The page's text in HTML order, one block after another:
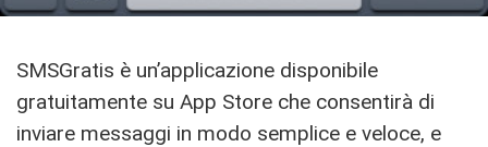
SMSGratis è un’applicazione disponibile
gratuitamente su App Store che consentirà di
inviare messaggi in modo semplice e veloce, e